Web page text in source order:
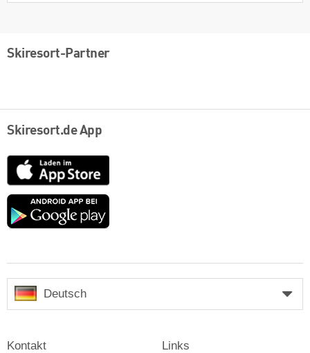
Skiresort-Partner
Skiresort.de App
App
Store
Google
Deutsch
Kontakt Links